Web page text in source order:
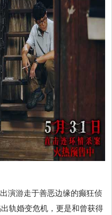
演游走于善恶边缘的癫狂侦
轨婚变危机，更是和曾获得